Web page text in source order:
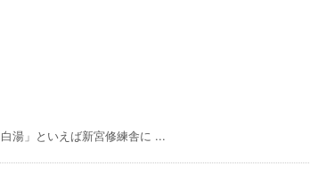
湯」といえば新宮修練舎に ...